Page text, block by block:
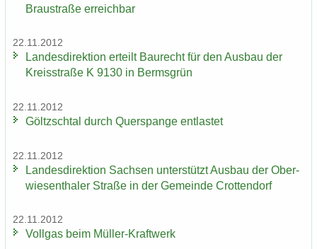
Brau­stra­ße er­reich­bar
22.11.2012
Lan­des­di­rek­ti­on er­teilt Bau­recht für den Aus­bau der
Kreis­stra­ße K 9130 in Berms­grün
22.11.2012
Göltzsch­tal durch Quer­span­ge ent­las­tet
22.11.2012
Lan­des­di­rek­ti­on Sach­sen un­ter­stützt Aus­bau der Ober­
wie­sen­tha­ler Stra­ße in der Ge­mein­de Crot­ten­dorf
22.11.2012
Voll­gas beim Müller-​Kraftwerk